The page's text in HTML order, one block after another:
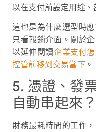
以在支付前設定用途、
這也是為什麼選型時
只看報銷介面。關於
以延伸閱讀企業支付
控管前移到交易當下。
5. 憑證、發
自動串起來？
財務最耗時間的工作